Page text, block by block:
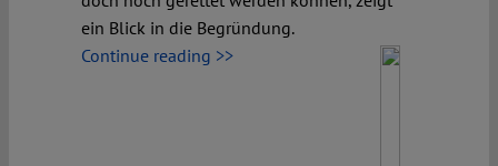
ein Blick in die Begründung.
Continue reading >>